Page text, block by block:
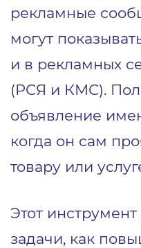
рекламные
могут
и в рекламных
(РСЯ и КМС).
объявление
когда он сам
товару или
Этот
задачи, как